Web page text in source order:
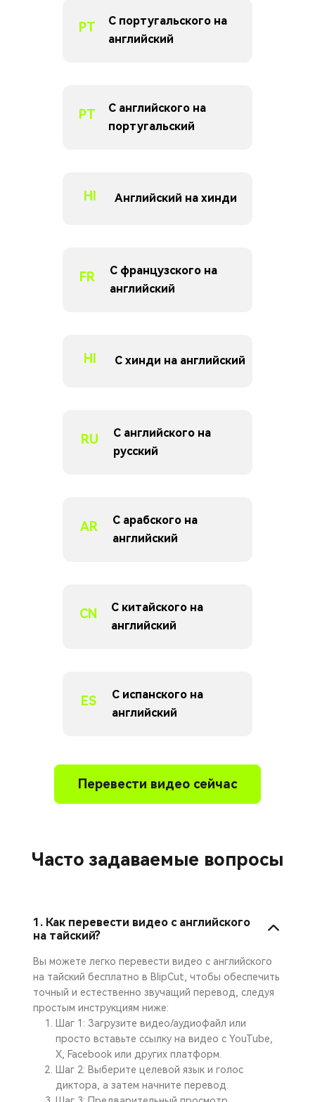
PT
С португальского на
английский
PT
С английского на
португальский
HI Английский на хинди
FR
С французского на
английский
HI С хинди на английский
RU
С английского на
русский
AR
С арабского на
английский
CN
С китайского на
английский
ES
С испанского на
английский
Перевести видео сейчас
Часто задаваемые вопросы
1. Как перевести видео с английского
на тайский?
Вы можете легко перевести видео с английского
на тайский бесплатно в BlipCut, чтобы обеспечить
точный и естественно звучащий перевод, следуя
простым инструкциям ниже:
Шаг 1: Загрузите видео/аудиофайл или
просто вставьте ссылку на видео с YouTube,
X, Facebook или других платформ.
Шаг 2: Выберите целевой язык и голос
диктора, а затем начните перевод.